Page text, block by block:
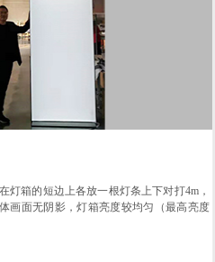
灯箱的短边上各放一根灯条上下对打4m，
体画面无阴影，灯箱亮度较均匀（最高亮度